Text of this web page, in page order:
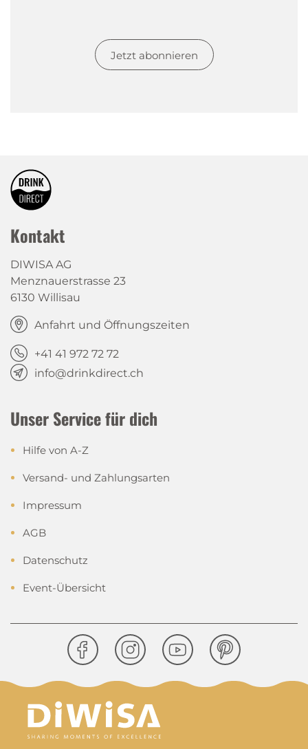
Jetzt abonnieren
Kontakt
DIWISA AG
Menznauerstrasse 23
6130 Willisau
Anfahrt und Öffnungszeiten
+41 41 972 72 72
info@drinkdirect.ch
Unser Service für dich
Hilfe von A-Z
Versand- und Zahlungsarten
Impressum
AGB
Datenschutz
Event-Übersicht